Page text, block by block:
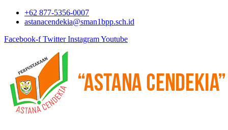
+62 877-5356-0007
astanacendekia@sman1bpp.sch.id
Facebook-f Twitter InstagramYoutube